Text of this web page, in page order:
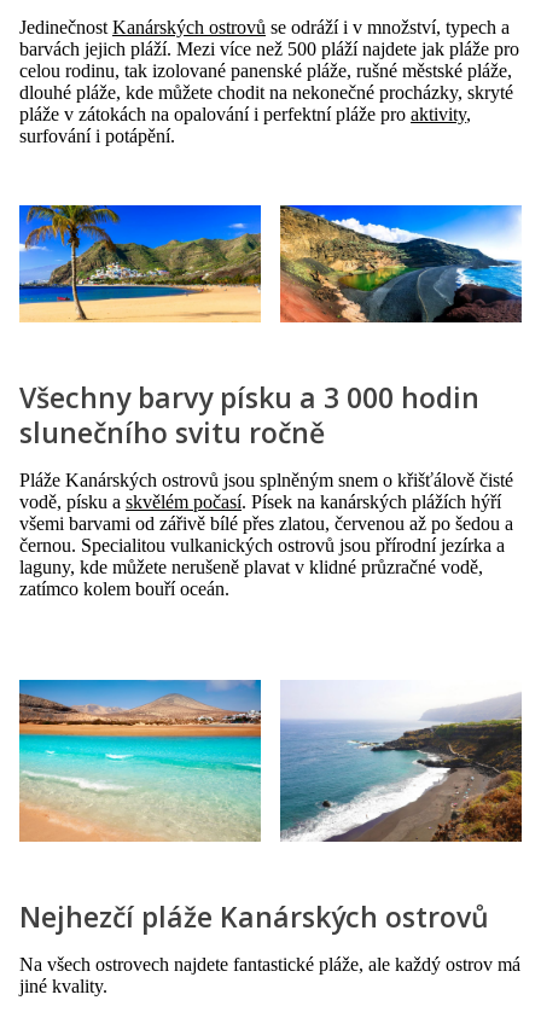
Jedinečnost Kanárských ostrovů se odráží i v množství, typech a
barvách jejich pláží. Mezi více než 500 pláží najdete jak pláže pro
celou rodinu, tak izolované panenské pláže, rušné městské pláže,
dlouhé pláže, kde můžete chodit na nekonečné procházky, skryté
pláže v zátokách na opalování i perfektní pláže pro aktivity,
surfování i potápění.
Všechny barvy písku a 3 000 hodin
slunečního svitu ročně
Pláže Kanárských ostrovů jsou splněným snem o křišťálově čisté
vodě, písku a skvělém počasí. Písek na kanárských plážích hýří
všemi barvami od zářivě bílé přes zlatou, červenou až po šedou a
černou. Specialitou vulkanických ostrovů jsou přírodní jezírka a
laguny, kde můžete nerušeně plavat v klidné průzračné vodě,
zatímco kolem bouří oceán.
Nejhezčí pláže Kanárských ostrovů
Na všech ostrovech najdete fantastické pláže, ale každý ostrov má
jiné kvality.